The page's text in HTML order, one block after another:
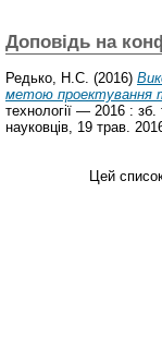
Доповідь на
Редько, Н.С. (2016)
метою проектування
технології — 2016 : зб.
науковців, 19 трав.
Цей